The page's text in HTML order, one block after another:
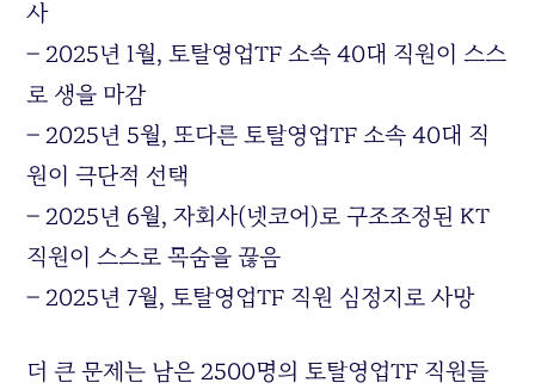
사
– 2025년 1월, 토탈영업TF 소속 40대 직원이 스스
로 생을 마감
– 2025년 5월, 또다른 토탈영업TF 소속 40대 직
원이 극단적 선택
– 2025년 6월, 자회사(넷코어)로 구조조정된 KT
직원이 스스로 목숨을 끊음
– 2025년 7월, 토탈영업TF 직원 심정지로 사망
더 큰 문제는 남은 2500명의 토탈영업TF 직원들